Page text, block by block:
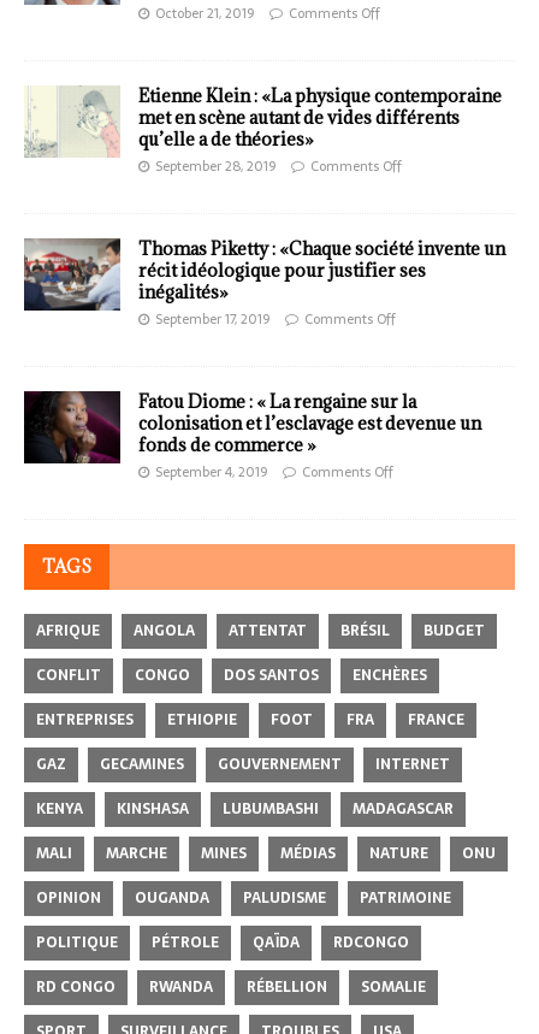
October 21, 2019 Comments Off
Etienne Klein : «La physique contemporaine
met en scène autant de vides différents
qu’elle a de théories»
September 28, 2019 Comments Off
Thomas Piketty : «Chaque société invente un
récit idéologique pour justifier ses
inégalités»
September 17, 2019 Comments Off
Fatou Diome : « La rengaine sur la
colonisation et l’esclavage est devenue un
fonds de commerce »
September 4, 2019 Comments Off
TAGS
AFRIQUE ANGOLA ATTENTAT BRÉSIL
BUDGET
CONFLIT
CONGO DOS SANTOS
ENCHÈRES
ENTREPRISES
ETHIOPIE FOOT FRA
FRANCE
GAZ
GECAMINES GOUVERNEMENT
INTERNET
KENYA
KINSHASA LUBUMBASHI
MADAGASCAR
MALI
MARCHE MINES MÉDIAS NATURE
ONU
OPINION
OUGANDA PALUDISME
PATRIMOINE
POLITIQUE
PÉTROLE QAÏDA
RDCONGO
RD CONGO
RWANDA RÉBELLION
SOMALIE